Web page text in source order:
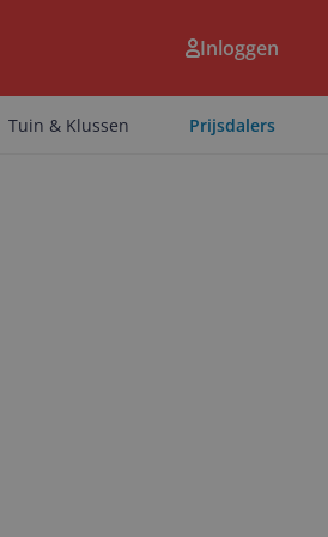
Inloggen
Tuin & Klussen Prijsdalers